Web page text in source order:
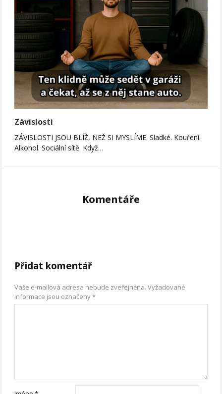
Závislosti
ZÁVISLOSTI JSOU BLÍŽ, NEŽ SI MYSLÍME. Sladké. Kouření.
Alkohol. Sociální sítě. Když…
Komentáře
Přidat komentář
Vaše e-mailová adresa nebude zveřejněna. Vyžadované
informace jsou označeny*